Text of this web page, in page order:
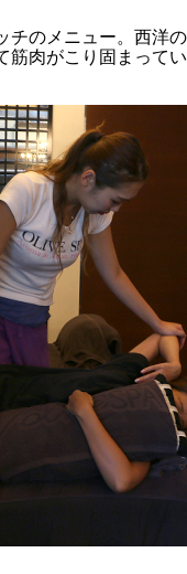
チのメニュー。西洋の
筋肉がこり固まってい